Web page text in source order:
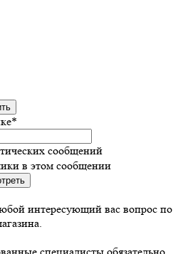
*
в этом сообщении
интересующий вас вопрос по